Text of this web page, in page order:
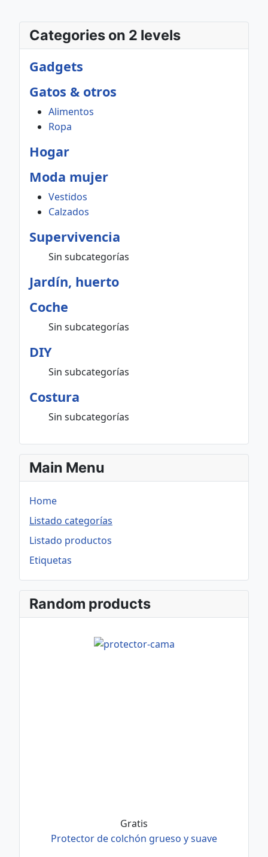
Categories on 2 levels
Gadgets
Gatos & otros
Alimentos
Ropa
Hogar
Moda mujer
Vestidos
Calzados
Supervivencia
Sin subcategorías
Jardín, huerto
Coche
Sin subcategorías
DIY
Sin subcategorías
Costura
Sin subcategorías
Main Menu
Home
Listado categorías
Listado productos
Etiquetas
Random products
Gratis
Protector de colchón grueso y suave